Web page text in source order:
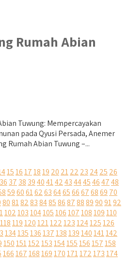
Rumah Abian
Tuwung: Mempercayakan
pada Qyusi Persada, Anemer
Rumah Abian Tuwung –...
1516171819 20 2122 23 2425 26
36 37 38 39404142434445464748
5960616263646566676869 70
80818283848586878889909192
102103104105106107108109110
118119120121122123124125126
134135136137138139140141142
150151152153154155156157158
166167168169170171172173174